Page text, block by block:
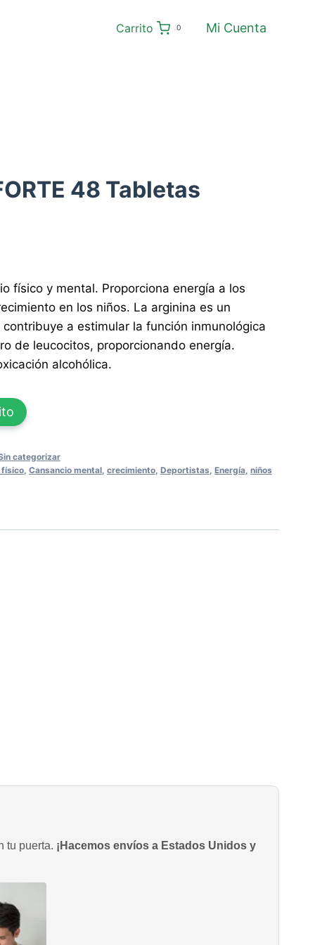
Carrito 0 Mi Cuenta
48 Tabletas
físico y mental. Proporciona energía a los
en los niños. La arginina es un
a estimular la función inmunológica
de leucocitos, proporcionando energía.
alcohólica.
categorizar
físico, Cansancio mental, crecimiento, Deportistas, Energía, niños
tu puerta. ¡Hacemos envíos a Estados Unidos y